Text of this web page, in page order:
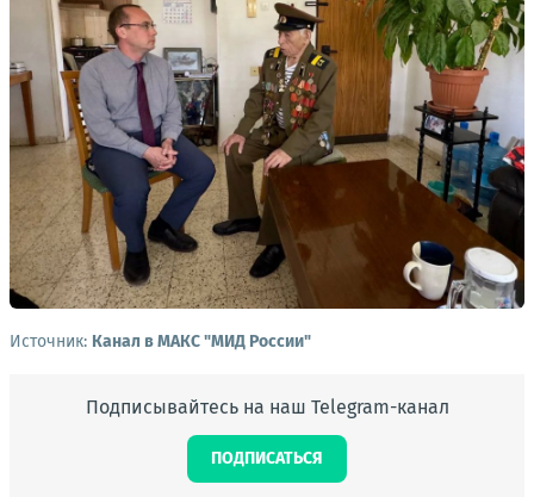
Источник: Канал в МАКС "МИД России"
Подписывайтесь на наш Telegram-канал
ПОДПИСАТЬСЯ